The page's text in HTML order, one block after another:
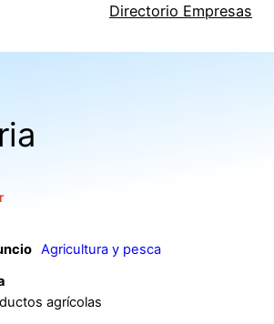
Directorio Empresas
Agricultura y pesca
agrícolas